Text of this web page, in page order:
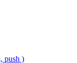
push )